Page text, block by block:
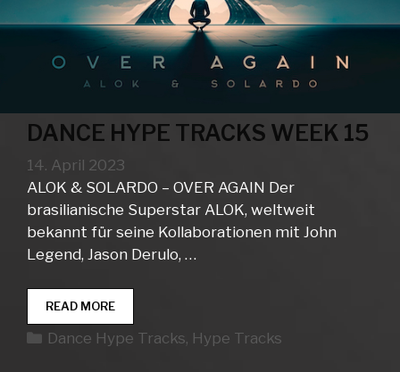
DANCE HYPE TRACKS WEEK 15
14. April 2023
ALOK & SOLARDO – OVER AGAIN Der
brasilianische Superstar ALOK, weltweit
bekannt für seine Kollaborationen mit John
Legend, Jason Derulo, …
READ MOREDANCE
HYPE
TRACKS
Kategorien
Dance Hype Tracks, Hype Tracks